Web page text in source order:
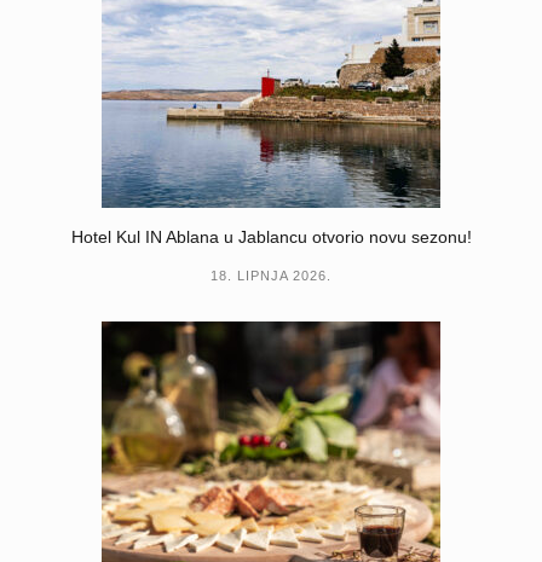
Hotel Kul IN Ablana u Jablancu otvorio novu sezonu!
18. LIPNJA 2026.